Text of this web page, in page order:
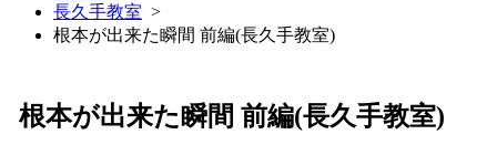
長久手教室 >
根本が出来た瞬間 前編(長久手教室)
根本が出来た瞬間 前編(長久手教室)